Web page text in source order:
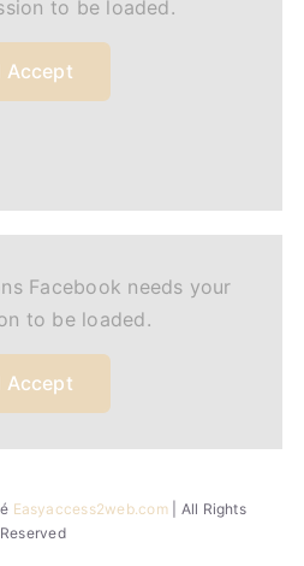
to be loaded.
Accept
Facebook needs your
to be loaded.
Accept
Easyaccess2web.com| All Rights
Reserved